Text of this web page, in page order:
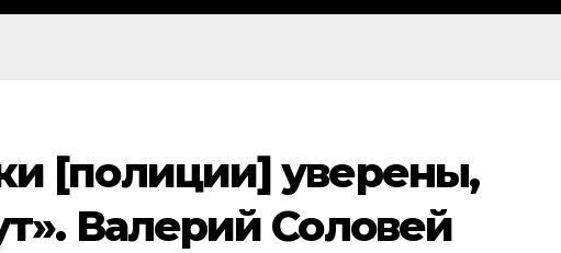
[полиции] уверены,
Валерий Соловей